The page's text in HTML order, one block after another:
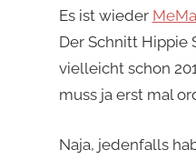
Es ist wieder
Der Schnitt Hippie
vielleicht schon
muss ja erst mal
Naja, jedenfalls